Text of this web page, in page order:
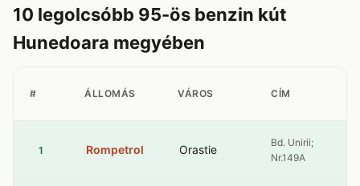
10 legolcsóbb 95-ös benzin kút
Hunedoara megyében
# ÁLLOMÁS VÁROS CÍM
1 Rompetrol Orastie
Bd. Unirii;
Nr.149A